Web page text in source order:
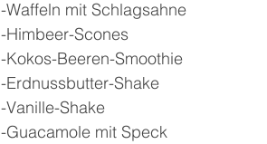
-Waffeln mit Schlagsahne
-Himbeer-Scones
-Kokos-Beeren-Smoothie
-Erdnussbutter-Shake
-Vanille-Shake
-Guacamole mit Speck